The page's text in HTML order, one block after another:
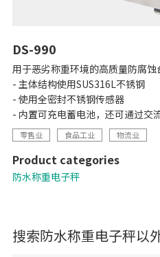
DS-990
用于恶劣称重环境的高质量防腐蚀
- 主体结构使用SUS316L不锈钢
- 使用全密封不锈钢传感器
- 内置可充电蓄电池，还可通过交
零售业 食品工业 物流业
Product categories
防水称重电子秤
搜索防水称重电子秤以